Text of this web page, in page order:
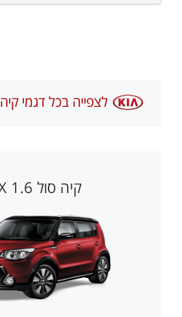
לצפייה בכל דגמי קיה
קיה סול 1.6 EX